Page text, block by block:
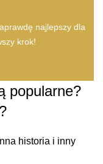
najlepszy dla
krok!
popularne?
historia i inny